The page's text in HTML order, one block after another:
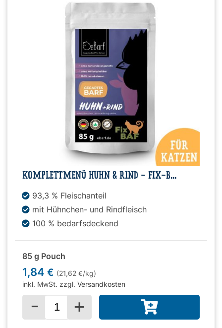
BARF
Magazin
KOMPLETTMENÜ HUHN & RIND - FIX-B...
93,3 % Fleischanteil
mit Hühnchen- und Rindfleisch
100 % bedarfsdeckend
85 g Pouch
1,84 € (21,62 €/kg)
inkl. MwSt. zzgl. Versandkosten
- +